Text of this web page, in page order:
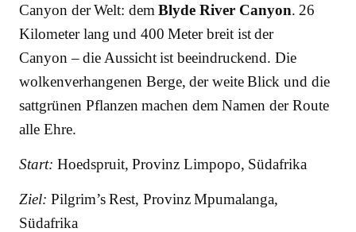
Canyon der Welt: demBlyde River Canyon. 26
Kilometer lang und 400 Meter breit ist der
Canyon – die Aussicht ist beeindruckend. Die
wolkenverhangenen Berge, der weite Blick und die
sattgrünen Pflanzen machen dem Namen der Route
alle Ehre.
Start: Hoedspruit, Provinz Limpopo, Südafrika
Ziel: Pilgrim’s Rest, Provinz Mpumalanga,
Südafrika